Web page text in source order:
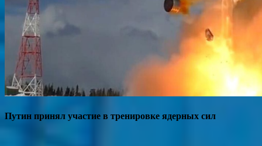
Путин принял участие в тренировке ядерных сил